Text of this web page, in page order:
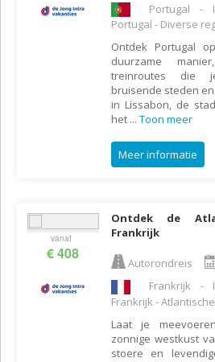
Portugal -
Portugal - Diverse
Ontdek Portugal
duurzame
treinroutes die
bruisende steden
in Lissabon, de
het ... Toon meer
Meer informatie
vanaf
€ 408
Ontdek de
Frankrijk
Autorondreis
Frankrijk -
Frankrijk -
Laat je
zonnige westkust
stoere en